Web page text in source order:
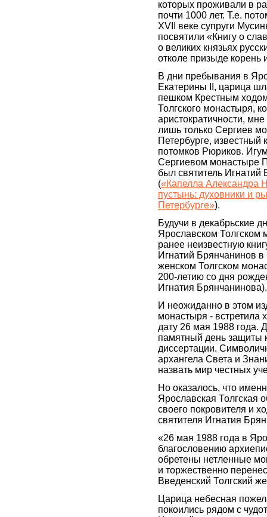
которых проживали в
почти 1000 лет. Т.е.
XVII веке супруги
посвятили «Книгу о
о великих князьях
отколе призыде корень
В дни пребывания в
Екатерины II, царица
пешком Крестным
Толгского монастыря,
аристократичности,
лишь только Сергиев
Петербурге, известный
потомков Рюриков.
Сергиевом монастыре
был святитель Игнатий
(«Капелла Александра
пустынь: духовники и
Петербурге»).
Будучи в декабрьские
Ярославском Толгском
ранее неизвестную
Игнатий Брянчанинов
женском Толгском
200-летию со дня
Игнатия Брянчанинова).
И неожиданно в этом
монастыря - встретила
дату 26 мая 1988 года.
памятный день защиты
диссертации.
архангела Света и
назвать мир честных
Но оказалось, что
Ярославская Толгская
своего покровителя и
святителя Игнатия
«26 мая 1988 года в
благословению
обретены нетленные
и торжественно
Введенский Толгский
Царица небесная
покоились рядом с